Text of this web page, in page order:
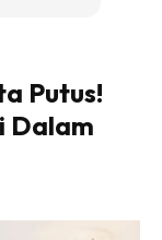
Putus!
Dalam